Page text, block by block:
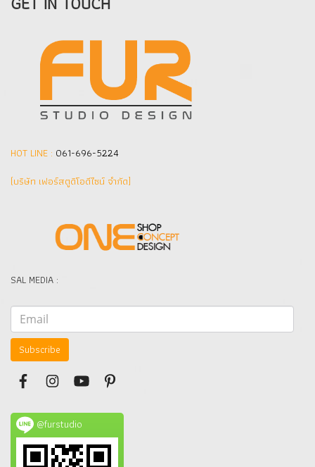
HOT LINE : 061-696-5224
(บริษัท เฟอร์สตูดิโอดีไซน์ จำกัด]
SAL MEDIA :
Subscribe
@furstudio